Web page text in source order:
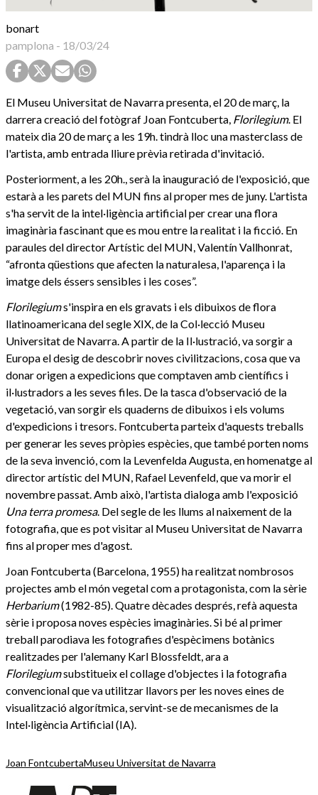
bonart
pamplona - 18/03/24
El Museu Universitat de Navarra presenta, el 20 de març, la
darrera creació del fotògraf Joan Fontcuberta, Florilegium. El
mateix dia 20 de març a les 19h. tindrà lloc una masterclass de
l'artista, amb entrada lliure prèvia retirada d'invitació.
Posteriorment, a les 20h., serà la inauguració de l'exposició, que
estarà a les parets del MUN fins al proper mes de juny. L'artista
s'ha servit de la intel·ligència artificial per crear una flora
imaginària fascinant que es mou entre la realitat i la ficció. En
paraules del director Artístic del MUN, Valentín Vallhonrat,
“afronta qüestions que afecten la naturalesa, l'aparença i la
imatge dels éssers sensibles i les coses”.
Florilegiums'inspira en els gravats i els dibuixos de flora
llatinoamericana del segle XIX, de la Col·lecció Museu
Universitat de Navarra. A partir de la Il·lustració, va sorgir a
Europa el desig de descobrir noves civilitzacions, cosa que va
donar origen a expedicions que comptaven amb científics i
il·lustradors a les seves files. De la tasca d'observació de la
vegetació, van sorgir els quaderns de dibuixos i els volums
d'expedicions i tresors. Fontcuberta parteix d'aquests treballs
per generar les seves pròpies espècies, que també porten noms
de la seva invenció, com la Levenfelda Augusta, en homenatge al
director artístic del MUN, Rafael Levenfeld, que va morir el
novembre passat. Amb això, l'artista dialoga amb l'exposició
Una terra promesa. Del segle de les llums al naixement de la
fotografia, que es pot visitar al Museu Universitat de Navarra
fins al proper mes d'agost.
Joan Fontcuberta (Barcelona, ​​1955) ha realitzat nombrosos
projectes amb el món vegetal com a protagonista, com la sèrie
Herbarium(1982-85). Quatre dècades després, refà aquesta
sèrie i proposa noves espècies imaginàries. Si bé al primer
treball parodiava les fotografies d'espècimens botànics
realitzades per l'alemany Karl Blossfeldt, ara a
Florilegiumsubstitueix el collage d'objectes i la fotografia
convencional que va utilitzar llavors per les noves eines de
visualització algorítmica, servint-se de mecanismes de la
Intel·ligència Artificial (IA).
Joan FontcubertaMuseu Universitat de Navarra